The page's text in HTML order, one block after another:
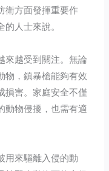
衛方面發揮重要作
人士來說。
來越受到關注。無論
物，鎮暴槍能夠有效
損害。家庭安全不僅
動物侵擾，也需有適
用來驅離入侵的動